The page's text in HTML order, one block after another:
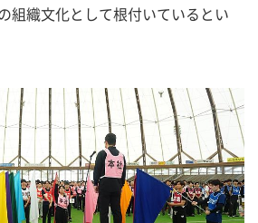
組織文化として根付いているとい